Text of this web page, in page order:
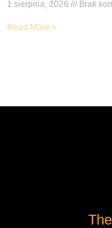
1 sierpnia, 2026 Brak
Read More »